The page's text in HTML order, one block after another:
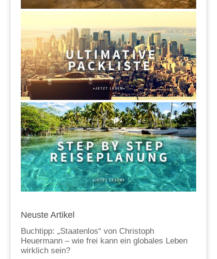
Neuste Artikel
Buchtipp: „Staatenlos“ von Christoph
Heuermann – wie frei kann ein globales Leben
wirklich sein?